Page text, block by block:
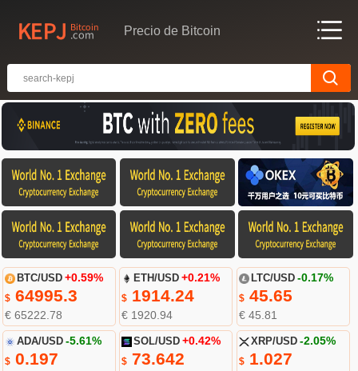
Precio de Bitcoin
BTC/USD +0.59%
$64995.3
€ 65222.78
ETH/USD +0.21%
$ 1914.24
€ 1920.94
LTC/USD -0.17%
$45.65
€ 45.81
ADA/USD -5.61%
$0.197
SOL/USD +0.42%
$ 73.642
XRP/USD -2.05%
$1.027